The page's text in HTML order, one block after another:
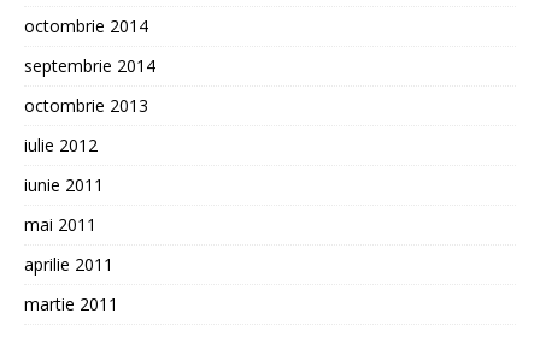
octombrie 2014
septembrie 2014
octombrie 2013
iulie 2012
iunie 2011
mai 2011
aprilie 2011
martie 2011